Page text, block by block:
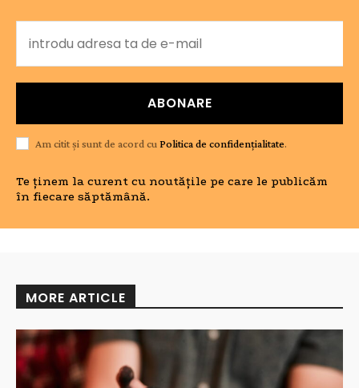
ABONARE
Am citit și sunt de acord cu Politica de confidențialitate.
Te ținem la curent cu noutățile pe care le publicăm
în fiecare săptămână.
MORE ARTICLE